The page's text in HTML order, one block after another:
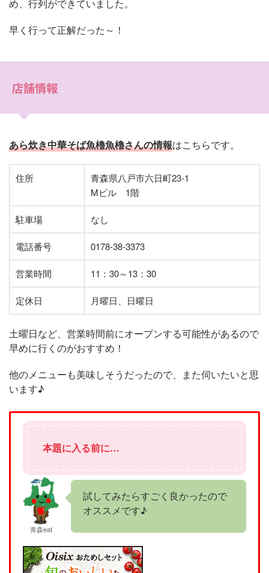
め、行列ができていました。
早く行って正解だった～！
店舗情報
あら炊き中華そば魚櫓魚櫓さんの情報はこちらです。
住所
青森県八戸市六日町23-1
Mビル 1階
駐車場 なし
電話番号 0178-38-3373
営業時間 11：30～13：30
定休日 月曜日、日曜日
土曜日など、営業時間前にオープンする可能性があるので
早めに行くのがおすすめ！
他のメニューも美味しそうだったので、また伺いたいと思
います♪
本題に入る前に…
青森eat
試してみたらすごく良かったので
オススメです♪